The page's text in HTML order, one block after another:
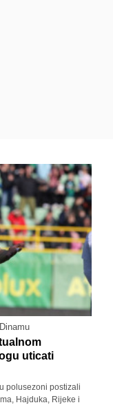
uticati
polusezoni postizali
Hajduka, Rijeke i